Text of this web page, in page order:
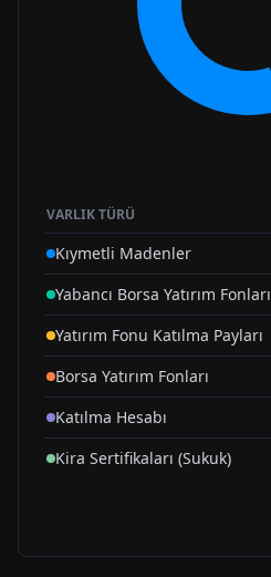
VARLIK TÜRÜ
Kıymetli Madenler
Yabancı Borsa Yatırım Fonları
Yatırım Fonu Katılma Payları
Borsa Yatırım Fonları
Katılma Hesabı
Kira Sertifikaları (Sukuk)